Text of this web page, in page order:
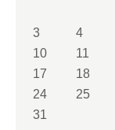
3
4
10
11
17
18
24
25
31